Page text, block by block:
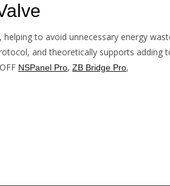
to avoid unnecessary energy
and theoretically supports adding
NSPanel Pro, ZB Bridge Pro,